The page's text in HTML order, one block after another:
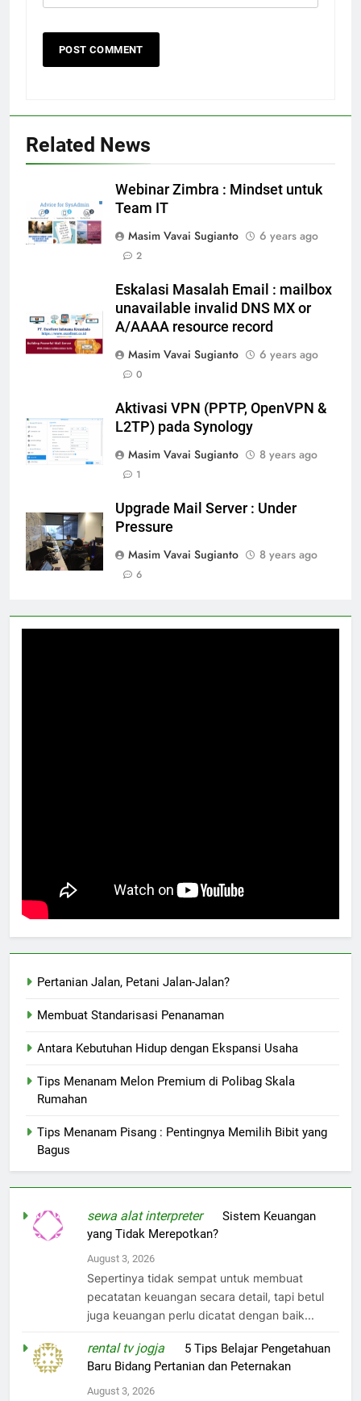
Related News
Webinar Zimbra : Mindset untuk
Team IT
Masim Vavai Sugianto
6 years ago
2
Eskalasi Masalah Email : mailbox
unavailable invalid DNS MX or
A/AAAA resource record
Masim Vavai Sugianto
6 years ago
0
Aktivasi VPN (PPTP, OpenVPN &
L2TP) pada Synology
Masim Vavai Sugianto
8 years ago
1
Upgrade Mail Server : Under
Pressure
Masim Vavai Sugianto
8 years ago
6
Pertanian Jalan, Petani Jalan-Jalan?
Membuat Standarisasi Penanaman
Antara Kebutuhan Hidup dengan Ekspansi Usaha
Tips Menanam Melon Premium di Polibag Skala
Rumahan
Tips Menanam Pisang : Pentingnya Memilih Bibit yang
Bagus
sewa alat interpreteronSistem Keuangan
yang Tidak Merepotkan?
August 3, 2026
Sepertinya tidak sempat untuk membuat
pecatatan keuangan secara detail, tapi betul
juga keuangan perlu dicatat dengan baik...
rental tv jogja
5 Tips Belajar Pengetahuan
Baru Bidang Pertanian dan Peternakan
August 3, 2026